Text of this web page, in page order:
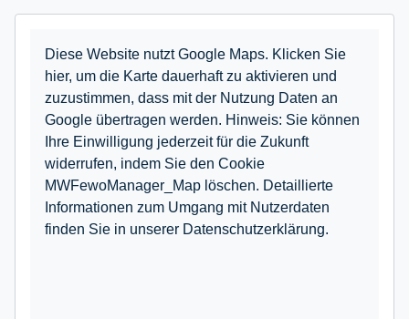
Diese Website nutzt Google Maps. Klicken Sie
hier, um die Karte dauerhaft zu aktivieren und
zuzustimmen, dass mit der Nutzung Daten an
Google übertragen werden. Hinweis: Sie können
Ihre Einwilligung jederzeit für die Zukunft
widerrufen, indem Sie den Cookie
MWFewoManager_Map löschen. Detaillierte
Informationen zum Umgang mit Nutzerdaten
finden Sie in unserer Datenschutzerklärung.